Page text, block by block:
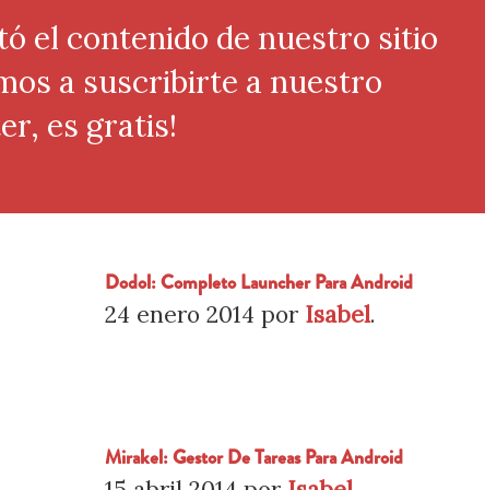
el contenido de nuestro sitio
a suscribirte a nuestro
es gratis!
Dodol: Completo Launcher Para Android
24 enero 2014 por Isabel.
Mirakel: Gestor De Tareas Para Android